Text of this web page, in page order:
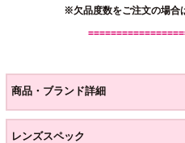
※欠品度数をご注文の場合
商品・ブランド詳細
レンズスペック